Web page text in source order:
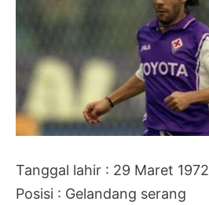
Tanggal lahir : 29 Maret 1972
Posisi : Gelandang serang